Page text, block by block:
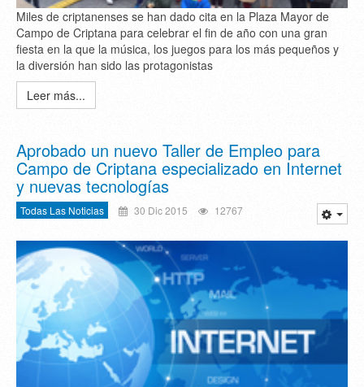
Miles de criptanenses se han dado cita en la Plaza Mayor de
Campo de Criptana para celebrar el fin de año con una gran
fiesta en la que la música, los juegos para los más pequeños y
la diversión han sido las protagonistas
Leer más...
Aprobado un nuevo Taller de Empleo para
Campo de Criptana especializado en Internet
y nuevas tecnologías
Todas Las Noticias 30 Dic 2015 12767